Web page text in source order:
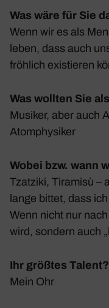
Was wäre für Sie
Wenn wir es als
leben, dass auch
fröh­lich exis­tieren
Was wollten Sie
Musiker, aber auch
Atom­phy­siker
Wobei bzw. wann
Tzat­ziki, Tira­misù –
lange bittet, dass
Wenn nicht nur nach
wird, sondern auch
Ihr größtes Talent?
Mein Ohr